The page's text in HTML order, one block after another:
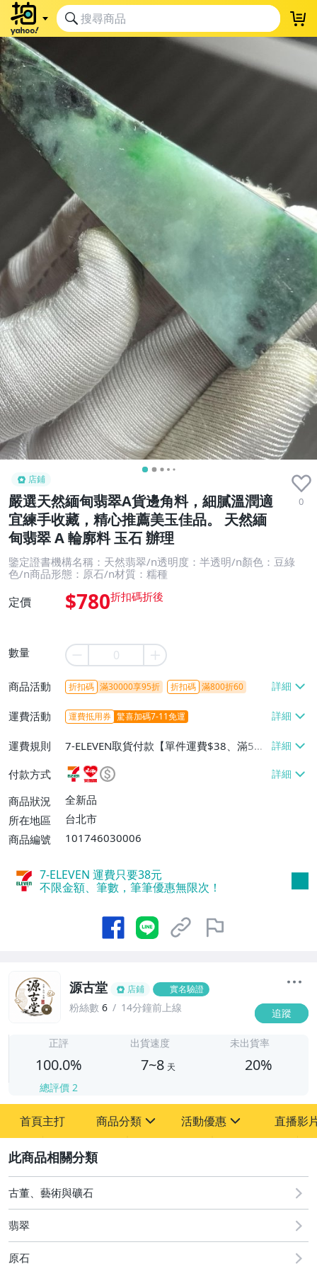
店鋪
嚴選天然緬甸翡翠A貨邊角料，細膩溫潤適
宜練手收藏，精心推薦美玉佳品。 天然緬
甸翡翠 A 輪廓料 玉石 辦理
0
鑒定證書機構名稱：天然翡翠/n透明度：半透明/n顏色：豆綠
色/n商品形態：原石/n材質：糯種
定價 $780
數量
商品活動 折扣碼 滿30000享95折 折扣碼 滿800折60
運費活動 運費抵用券 驚喜加碼7-11免運
運費規則
7-ELEVEN取貨付款【單件運費$38、滿5件
或消費滿$1298免運費】、7-ELEVEN取貨
不付款【免運費】、萊爾富取貨付款【單件
運費$60、滿5件或消費滿$1298免運
費】、宅配/貨運【單件運費$120、滿5件
付款方式
商品狀況
全新品
所在地區
台北市
商品編號
101746030006
7-ELEVEN 運費只要38元
不限金額、筆數，筆筆優惠無限次！
源古堂 店鋪 實名驗證
粉絲數 6 14分鐘前上線 追蹤
正評
100.0%
總評價 2
出貨速度
7~8 天
未出貨率
20%
首頁主打 商品分類
其它
活動優惠
[全店] 周年慶
[全店] 粉絲專享
直播影
古董、藝術與礦石
翡翠
原石